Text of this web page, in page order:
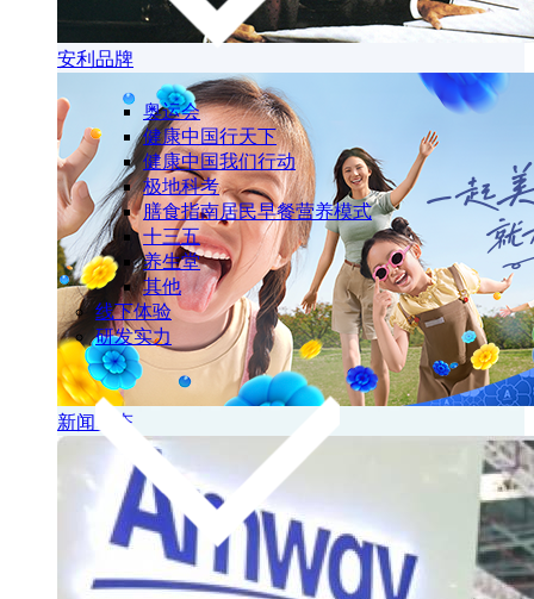
安利品牌
新闻动态
奥运会
健康中国行天下
健康中国我们行动
极地科考
膳食指南居民早餐营养模式
十三五
养生堂
其他
线下体验
研发实力